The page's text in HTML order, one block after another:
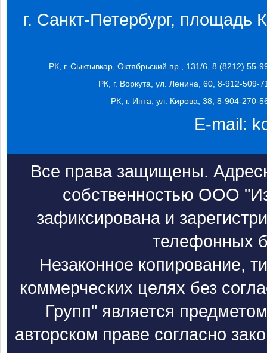
г. Санкт-Петербург, площадь
РК, г. Сыктывкар, Октябрьский пр., 131/6, 8 (8212) 55-
РК, г. Воркута, ул. Ленина, 60, 8-912-509-
РК, г. Инта, ул. Кирова, 38, 8-904-270-
E-mail:
Все права защищены.
собственностью ООО
зафиксирована и
телефонных
Незаконное копирование,
коммерческих целях без
Групп" является
авторском праве согласно